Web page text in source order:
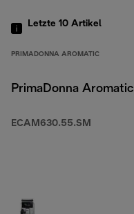
Letzte 10 Artikel
PRIMADONNA AROMATIC
PrimaDonna Aromatic
ECAM630.55.SM